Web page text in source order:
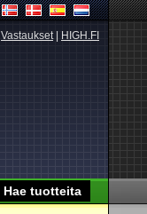
Vastaukset| HIGH.FI